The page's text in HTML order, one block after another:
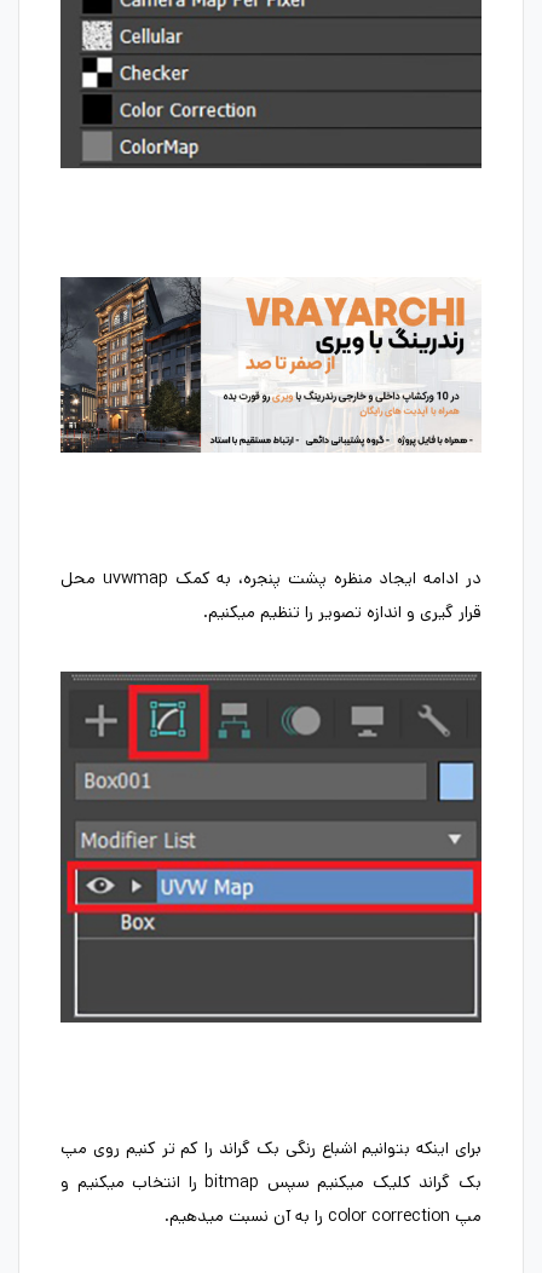
در ادامه ایجاد منظره پشت پنجره، به کمک uvwmap محل
قرار گیری و اندازه تصویر را تنظیم میکنیم.
برای اینکه بتوانیم اشباع رنگی بک گراند را کم تر کنیم روی مپ
بک گراند کلیک میکنیم سپس bitmap را انتخاب میکنیم و
مپ color correction را به آن نسبت میدهیم.